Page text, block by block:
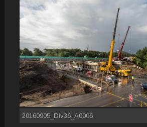
20160905_Div36_A0006